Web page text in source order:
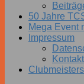
50 Jahre
Mega Event
Impressum
Kontakt